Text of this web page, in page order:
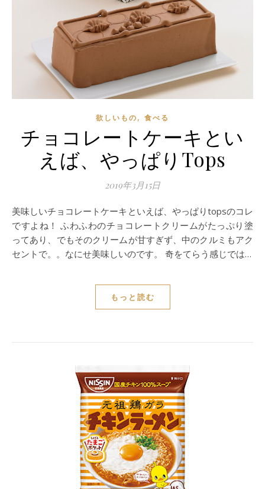
欲しいもの, 食べる
チョコレートケーキとい
えば、やっぱりTops
2019年3月15日
美味しいチョコレートケーキといえば、やっぱりtopsのコレ
ですよね！ ふわふわのチョコレートクリームがたっぷり塗
ってあり、でもそのクリームが甘すぎず、中のクルミもアク
セントで。。なにせ美味しいのです。 奇をてらう感じでは…
もっと読む